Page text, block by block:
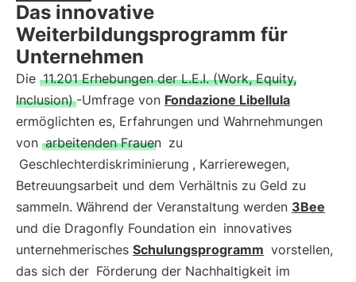
Das innovative
Weiterbildungsprogramm für
Unternehmen
Die 11.201 Erhebungen der L.E.I. (Work, Equity,
Inclusion) -Umfrage von Fondazione Libellula
ermöglichten es, Erfahrungen und Wahrnehmungen
von arbeitenden Frauen zu
Geschlechterdiskriminierung , Karrierewegen,
Betreuungsarbeit und dem Verhältnis zu Geld zu
sammeln. Während der Veranstaltung werden 3Bee
und die Dragonfly Foundation ein innovatives
unternehmerisches Schulungsprogramm vorstellen,
das sich der Förderung der Nachhaltigkeit im